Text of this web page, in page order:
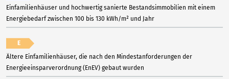
Einfamilienhäuser und hochwertig sanierte Bestandsimmobilien mit einem
Energiebedarf zwischen 100 bis 130 kWh/m² und Jahr
E
Ältere Einfamilienhäuser, die nach den Mindestanforderungen der
Energieeinsparverordnung (EnEV) gebaut wurden